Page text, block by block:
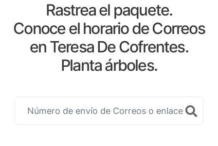
Rastrea el paquete.
Conoce el horario de Correos
en Teresa De Cofrentes.
Planta árboles.